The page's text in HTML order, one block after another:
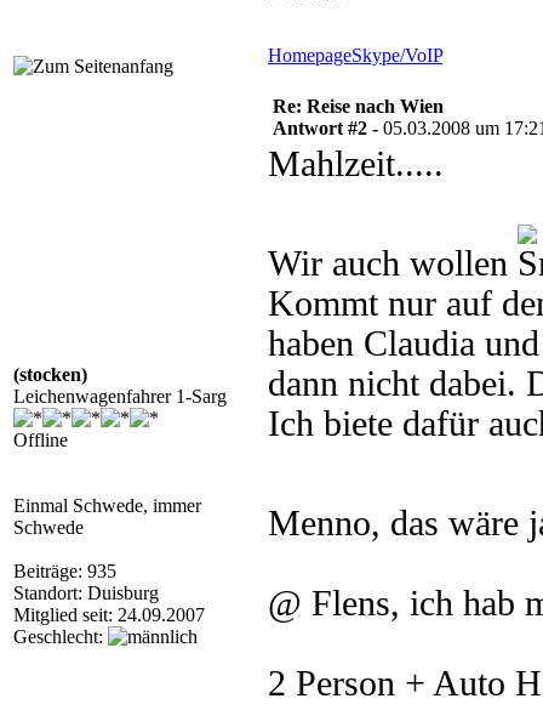
HomepageSkype/VoIP
(stocken)
Leichenwagenfahrer 1-Sarg
Offline
Einmal Schwede, immer
Schwede
Beiträge: 935
Standort: Duisburg
Mitglied seit: 24.09.2007
Geschlecht:
Re: Reise nach Wien
Antwort #2 - 05.03.2008 um
Mahlzeit.....
Wir auch wollen
Kommt nur auf
haben Claudia
dann nicht dabei.
Ich biete dafür
Menno, das wäre
@ Flens, ich hab
2 Person + Auto